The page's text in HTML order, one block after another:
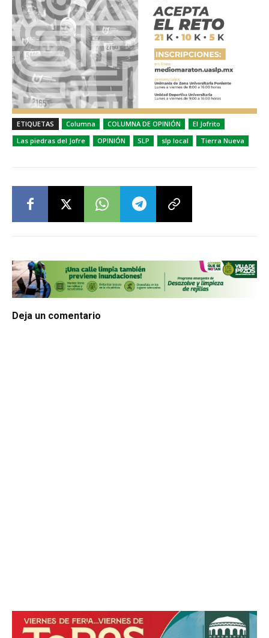
ETIQUETAS Columna COLUMNA DE OPINIÓN
El Jofrito
Las piedras del Jofre
OPINIÓN SLP slp local Tierra Nueva
Deja un comentario